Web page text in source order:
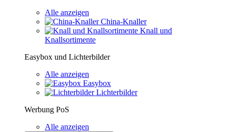
Alle anzeigen
China-Knaller
Knall und
Knallsortimente
Easybox und Lichterbilder
Alle anzeigen
Easybox
Lichterbilder
Werbung PoS
Alle anzeigen